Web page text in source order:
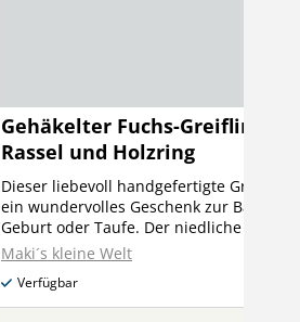
Gehäkelter Fuchs-Greifling
Rassel und Holzring
Dieser liebevoll handgefertigte Greifling
ein wundervolles Geschenk zur
Geburt oder Taufe. Der niedliche Fuchs
kleine Hände zum Greifen, Fühlen und
Entdecken ein. Der glatte Holzring liegt
angenehm in der Hand und unterstützt
spielerisch die Entwicklung der motorik.
Maki´s kleine Welt
Verfügbar